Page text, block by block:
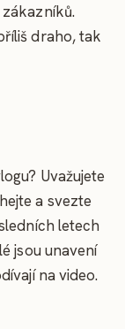
draho, tak
Uvažujete
a svezte
letech
jsou unavení
na video.